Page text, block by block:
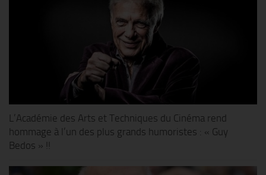
L’Académie des Arts et Techniques du Cinéma rend
hommage à l’un des plus grands humoristes : « Guy
Bedos » !!